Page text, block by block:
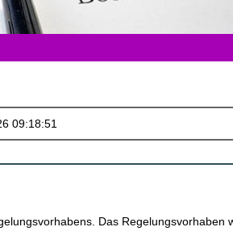
Das Regelungsvorhaben